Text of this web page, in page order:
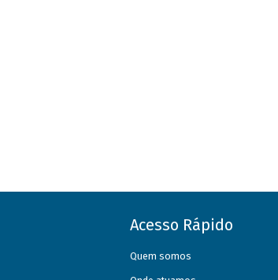
Acesso Rápido
Quem somos